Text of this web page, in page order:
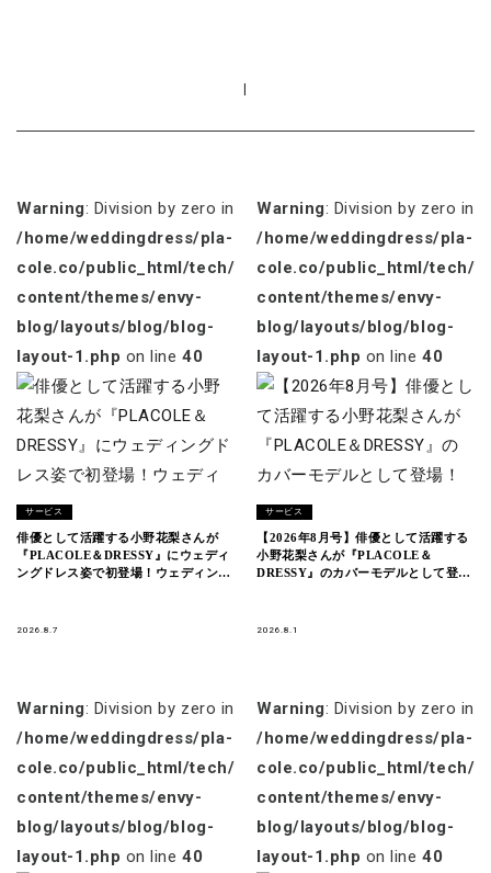
Warning: Division by zero in
/home/weddingdress/pla-
cole.co/public_html/tech/wp-
content/themes/envy-
blog/layouts/blog/blog-
layout-1.php on line40
サービス
俳優として活躍する小野花梨さんが
『PLACOLE＆DRESSY』にウェディ
ングドレス姿で初登場！ウェディング
2026.8.7
Warning: Division by zero in
/home/weddingdress/pla-
cole.co/public_html/tech/
content/themes/envy-
blog/layouts/blog/blog-
layout-1.php on line40
サービス
【2026年8月号】俳優として活躍する
小野花梨さんが『PLACOLE＆
DRESSY』のカバーモデルとして登
2026.8.1
Warning: Division by zero in
/home/weddingdress/pla-
cole.co/public_html/tech/wp-
content/themes/envy-
blog/layouts/blog/blog-
layout-1.php on line40
Warning: Division by zero in
/home/weddingdress/pla-
cole.co/public_html/tech/
content/themes/envy-
blog/layouts/blog/blog-
layout-1.php on line40